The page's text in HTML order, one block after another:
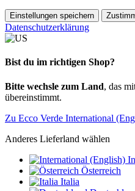
Einstellungen speichern
Datenschutzerklärung
Bist du im richtigen Shop?
Bitte wechsle zum Land, das
übereinstimmt.
Zu Ecco Verde International
Anderes Lieferland wählen
Österreich
Italia